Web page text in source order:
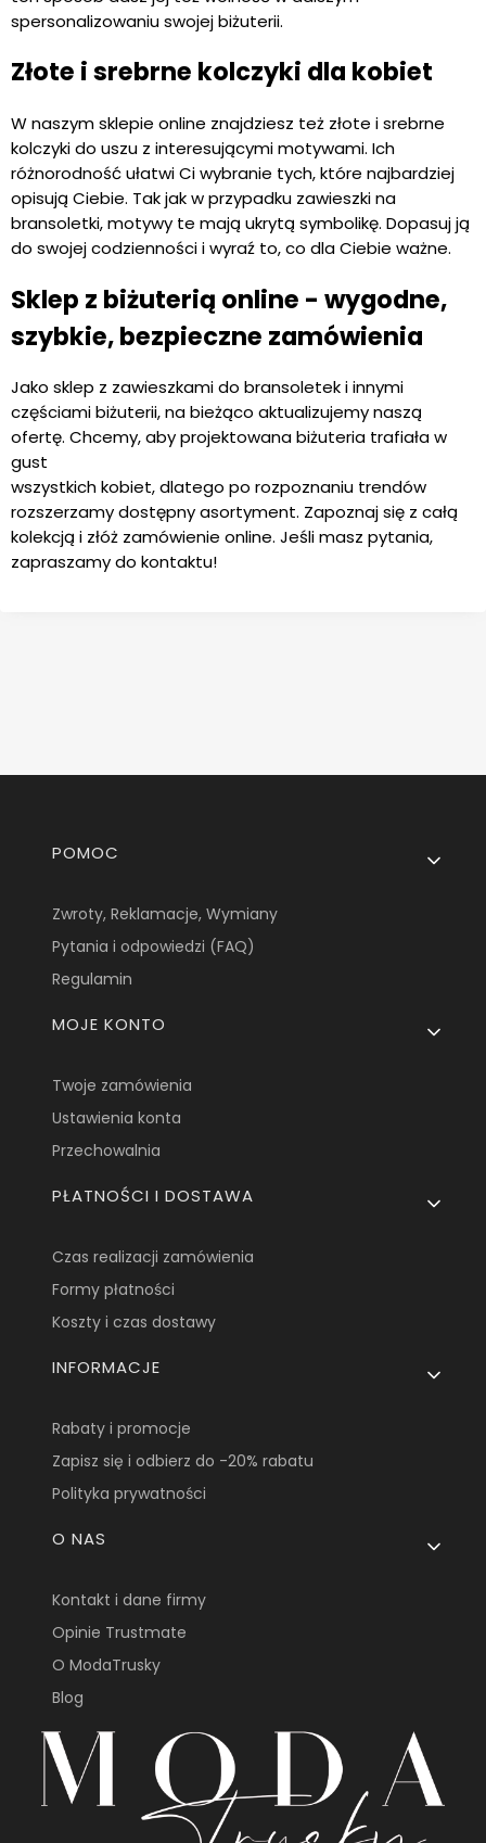
spersonalizowaniu swojej biżuterii.
Złote i srebrne kolczyki dla kobiet
W naszym sklepie online znajdziesz też złote i srebrne
kolczyki do uszu z interesującymi motywami. Ich
różnorodność ułatwi Ci wybranie tych, które najbardziej
opisują Ciebie. Tak jak w przypadku zawieszki na
bransoletki, motywy te mają ukrytą symbolikę. Dopasuj ją
do swojej codzienności i wyraź to, co dla Ciebie ważne.
Sklep z biżuterią online - wygodne,
szybkie, bezpieczne zamówienia
Jako sklep z zawieszkami do bransoletek i innymi
częściami biżuterii, na bieżąco aktualizujemy naszą
ofertę. Chcemy, aby projektowana biżuteria trafiała w
gust
wszystkich kobiet, dlatego po rozpoznaniu trendów
rozszerzamy dostępny asortyment. Zapoznaj się z całą
kolekcją i złóż zamówienie online. Jeśli masz pytania,
zapraszamy do kontaktu!
Linki w stopce
POMOC
Zwroty, Reklamacje, Wymiany
Pytania i odpowiedzi (FAQ)
Regulamin
MOJE KONTO
Twoje zamówienia
Ustawienia konta
Przechowalnia
PŁATNOŚCI I DOSTAWA
Czas realizacji zamówienia
Formy płatności
Koszty i czas dostawy
INFORMACJE
Rabaty i promocje
Zapisz się i odbierz do -20% rabatu
Polityka prywatności
O NAS
Kontakt i dane firmy
Opinie Trustmate
O ModaTrusky
Blog